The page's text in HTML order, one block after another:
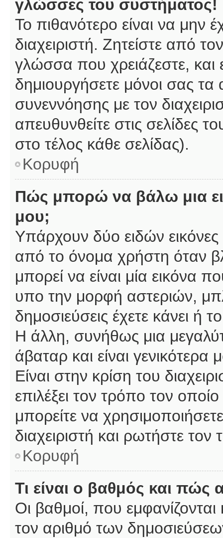
γλώσσες του συστήματος!
Το πιθανότερο είναι να μην
διαχειριστή. Ζητείστε από
γλώσσα που χρειάζεστε, και
δημιουργήσετε μόνοι σας
συνεννόησης με τον
απευθυνθείτε στις
στο τέλος κάθε σελίδας).
Κορυφή
Πώς μπορώ να βάλω μια
μου;
Υπάρχουν δύο ειδών
από το όνομα χρήστη όταν
μπορεί να είναι μία εικόνα
υπο την μορφή αστεριών,
δημοσιεύσεις έχετε κάνει
Η άλλη, συνήθως μια
άβαταρ και είναι
Είναι στην κρίση του
επιλέξει τον τρόπο τον
μπορείτε να
διαχειριστή και ρωτήστε τον
Κορυφή
Τι είναι ο βαθμός και
Οι βαθμοί, που
τον αριθμό των